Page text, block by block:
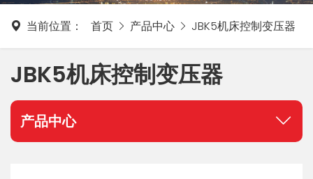
当前位置： 首页 产品中心 JBK5机床控制变压器
JBK5机床控制变压器
产品中心